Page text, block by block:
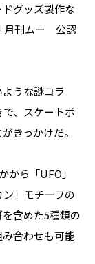
グッズ製作な
月刊ムー 公認
うな謎コラ
、スケートボ
きっかけだ。
ら「UFO」
」モチーフの
含めた5種類の
合わせも可能